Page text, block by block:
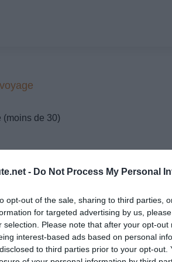
- Do Not Process My Personal
opt-out of the sale, sharing to third parties,
for targeted advertising by us,
selection. Please note that after your opt-
interest-based ads based on personal
to third parties prior to your opt-
(moins de 30)
19